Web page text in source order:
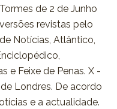
de 2 de Junho
revistas pelo
Notícias, Atlântico,
e Feixe de Penas. X -
Londres. De acordo
e a actualidade.